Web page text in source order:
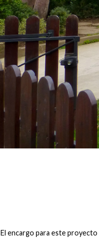
El encargo para este proyecto